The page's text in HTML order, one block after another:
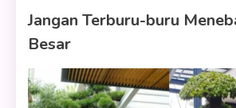
Jangan Terburu-buru
Besar